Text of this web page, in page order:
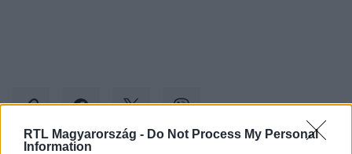
RTL Magyarország - Do Not Process My Personal
Information